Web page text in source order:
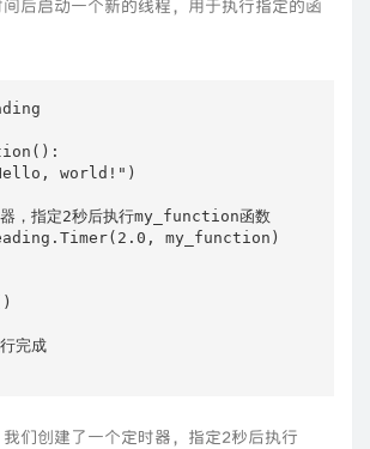
后启动一个新的线程，用于执行指定的函
world!")
，指定2秒后执行my_function函数
my_function)
完成
们创建了一个定时器，指定2秒后执行